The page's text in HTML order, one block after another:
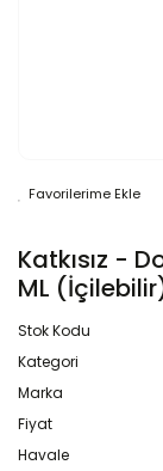
Katkısız -
ML
Stok Kodu
Kategori
Marka
Fiyat
Havale